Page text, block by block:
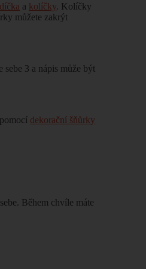
a kolíčky. Kolíčky
můžete zakrýt
3 a nápis může být
dekorační šňůrky
Během chvíle máte